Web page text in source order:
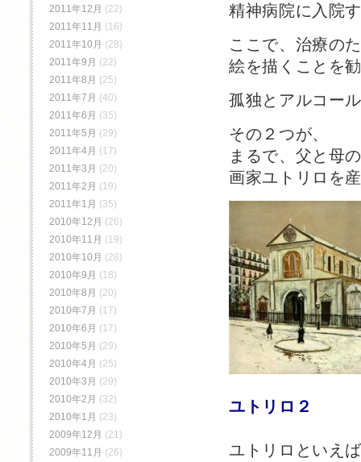
精神病院に入院
ここで、治療の
絵を描くことを
孤独とアルコー
その２つが、
まるで、父と母
画家ユトリロを
ユトリロ２
ユトリロといえ
2011年12月 (22)
2011年11月 (16)
2011年10月 (28)
2011年9月 (22)
2011年8月 (25)
2011年7月 (40)
2011年6月 (35)
2011年5月 (29)
2011年4月 (17)
2011年3月 (20)
2011年2月 (19)
2011年1月 (35)
2010年12月 (26)
2010年11月 (19)
2010年10月 (28)
2010年9月 (18)
2010年8月 (20)
2010年7月 (17)
2010年6月 (17)
2010年5月 (29)
2010年4月 (25)
2010年3月 (29)
2010年2月 (32)
2010年1月 (23)
2009年12月 (21)
2009年11月 (26)